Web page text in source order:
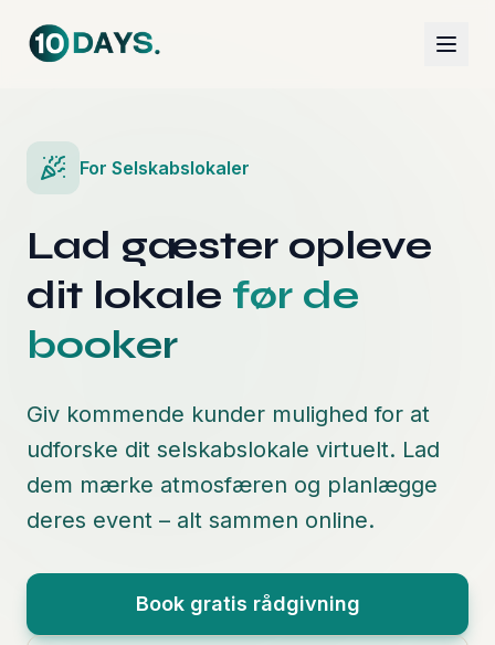
For Selskabslokaler
Lad gæster opleve
dit lokale før de
booker
Giv kommende kunder mulighed for at
udforske dit selskabslokale virtuelt. Lad
dem mærke atmosfæren og planlægge
deres event – alt sammen online.
Book gratis rådgivning